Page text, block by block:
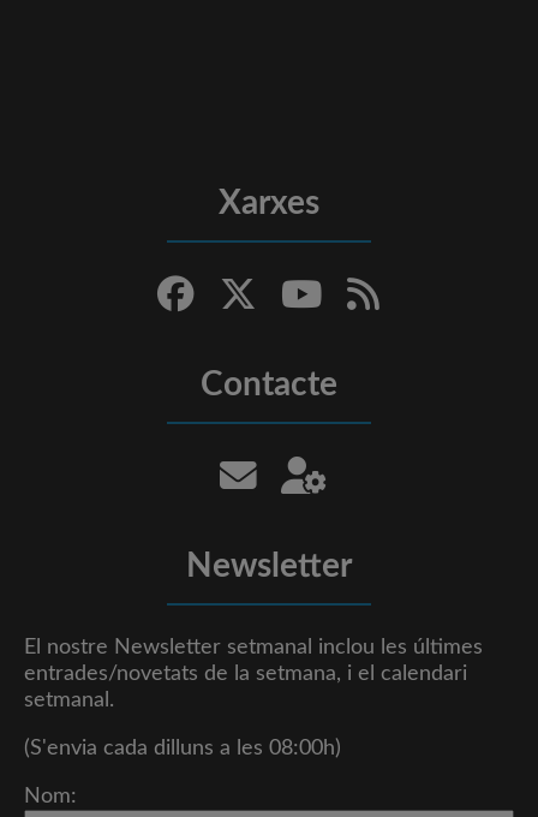
Xarxes
Contacte
Newsletter
El nostre Newsletter setmanal inclou les últimes
entrades/novetats de la setmana, i el calendari
setmanal.
(S'envia cada dilluns a les 08:00h)
Nom: